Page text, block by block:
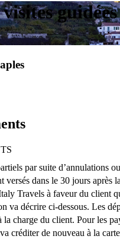
par suite d’annulations
versés dans le 30 jours après
Travels à faveur du client
va décrire ci-dessous. Les
la charge du client. Pour les
créditer de nouveau à la